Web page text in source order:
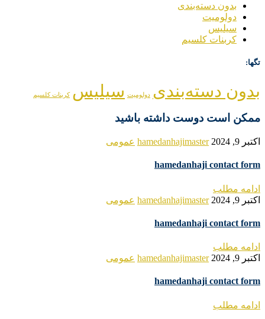
بدون دسته‌بندی
دولومیت
سیلیس
کربنات کلسیم
تگها:
بدون دسته‌بندی دولومیت سیلیس کربنات کلسیم
ممکن است دوست داشته باشید
اکتبر 9, 2024 hamedanhajimaster عمومی
hamedanhaji contact form
ادامه مطلب
اکتبر 9, 2024
hamedanhajimaster عمومی
hamedanhaji contact form
ادامه مطلب
اکتبر 9, 2024
hamedanhajimaster عمومی
hamedanhaji contact form
ادامه مطلب